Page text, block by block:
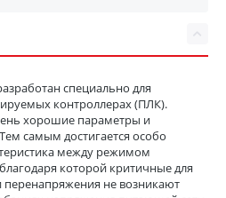
специально для
контроллерах (ПЛК).
хорошие параметры и
самым достигается особо
между режимом
которой критичные для
не возникают